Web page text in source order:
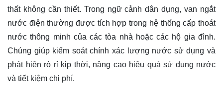
thất không cần thiết. Trong ngữ cảnh dân dụng, van ngắt
nước điện thường được tích hợp trong hệ thống cấp thoát
nước thông minh của các tòa nhà hoặc các hộ gia đình.
Chúng giúp kiểm soát chính xác lượng nước sử dụng và
phát hiện rò rỉ kịp thời, nâng cao hiệu quả sử dụng nước
và tiết kiệm chi phí.